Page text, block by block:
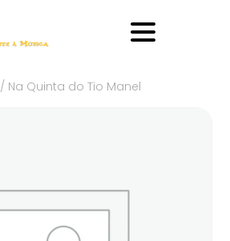
/ Na Quinta do Tio Manel